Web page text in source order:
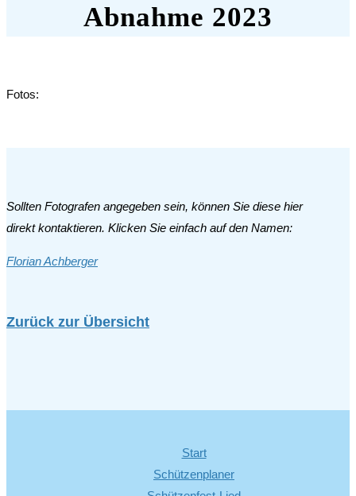
Abnahme 2023
Fotos:
Sollten Fotografen angegeben sein, können Sie diese hier
direkt kontaktieren. Klicken Sie einfach auf den Namen:
Florian Achberger
Zurück zur Übersicht
Start
Schützenplaner